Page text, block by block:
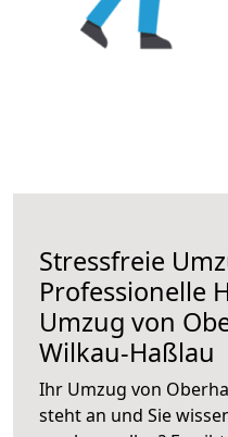
Stressfreie
Professionelle
Umzug von
Wilkau-Haßlau
Ihr Umzug von
steht an und Sie